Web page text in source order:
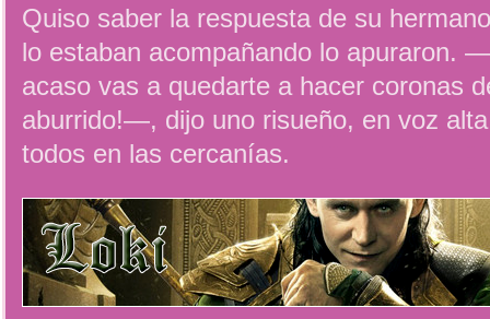
Quiso saber la respuesta de su
lo estaban acompañando lo apuraron.
acaso vas a quedarte a hacer coronas
aburrido!—, dijo uno risueño, en voz
todos en las cercanías.